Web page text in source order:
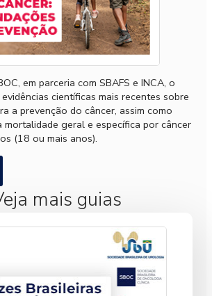
em parceria com SBAFS e INCA, o
científicas mais recentes sobre
a prevenção do câncer, assim como
mortalidade geral e específica por câncer
(18 ou mais anos).
mais guias